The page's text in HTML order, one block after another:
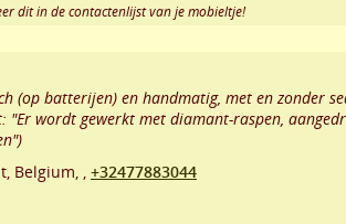
dit in de contactenlijst van je mobieltje!
(op batterijen) en handmatig, met en zonder
"Er wordt gewerkt met diamant-raspen,
Belgium,
+32477883044